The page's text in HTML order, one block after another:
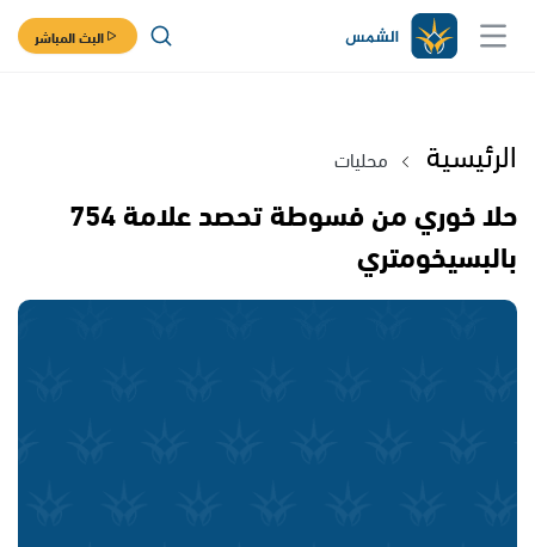
البث المباشر
الرئيسية محليات
حلا خوري من فسوطة تحصد علامة 754
بالبسيخومتري